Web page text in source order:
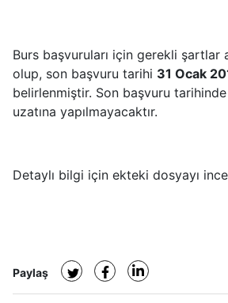
Burs başvuruları için gerekli şartlar
olup, son başvuru tarihi 31 Ocak
belirlenmiştir. Son başvuru
uzatına yapılmayacaktır.
Detaylı bilgi için ekteki dosyayı
Paylaş